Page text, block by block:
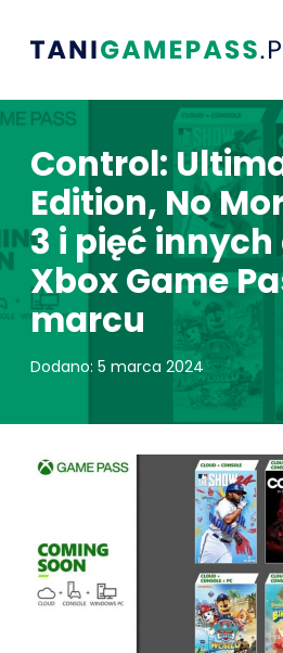
Control:
Edition, No
3 i pięć innych
Xbox Game
marcu
Dodano: 5 marca 2024